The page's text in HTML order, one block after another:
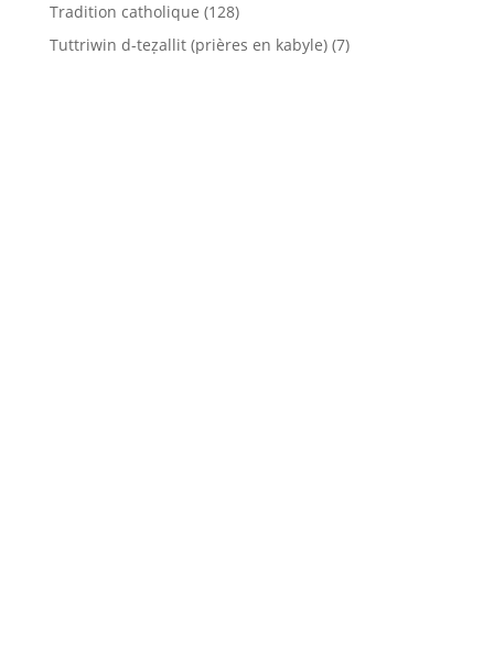
Tradition catholique (128)
Tuttriwin d-teẓallit (prières en kabyle)(7)